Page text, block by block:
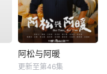
阿松与阿暖
更新至第46集